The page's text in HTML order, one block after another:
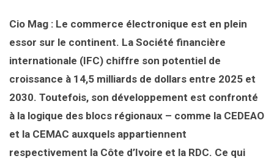
Cio Mag : Le commerce électronique est en plein
essor sur le continent. La Société financière
internationale (IFC) chiffre son potentiel de
croissance à 14,5 milliards de dollars entre 2025 et
2030. Toutefois, son développement est confronté
à la logique des blocs régionaux – comme la CEDEAO
et la CEMAC auxquels appartiennent
respectivement la Côte d’Ivoire et la RDC. Ce qui